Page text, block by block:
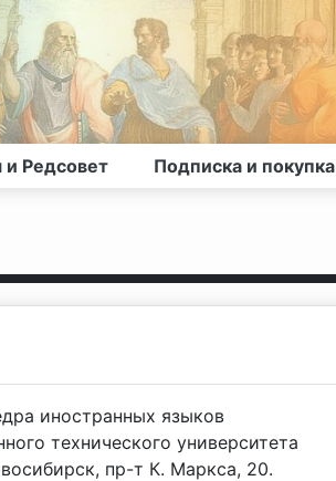
и Редсовет Подписка и покупка
иностранных языков
технического университета
пр-т К. Маркса, 20.